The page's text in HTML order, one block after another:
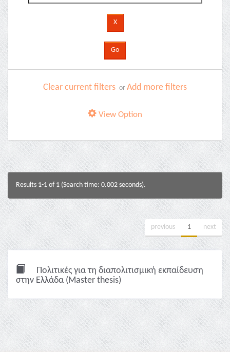
Clear current filters or Add more filters
View Option
Results 1-1 of 1 (Search time: 0.002 seconds).
previous 1 next
Πολιτικές για τη διαπολιτισμική εκπαίδευση
στην Ελλάδα (Master thesis)